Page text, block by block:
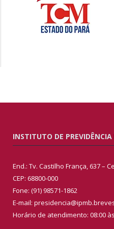
INSTITUTO DE PREVIDÊNCIA
End.: Tv. Castilho França, 637 –
CEP: 68800-000
Fone: (91) 98571-1862
E-mail:
Horário de atendimento: 08:00